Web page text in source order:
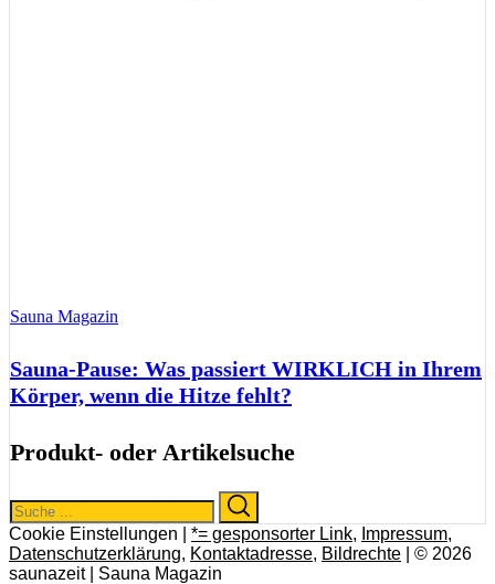
Sauna Magazin
Sauna-Pause: Was passiert WIRKLICH in Ihrem
Körper, wenn die Hitze fehlt?
Produkt- oder Artikelsuche
Search
for:
Cookie Einstellungen | *= gesponsorter Link, Impressum,
Datenschutzerklärung, Kontaktadresse, Bildrechte | © 2026
saunazeit | Sauna Magazin